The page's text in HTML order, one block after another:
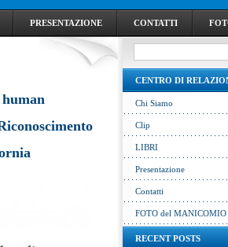
PRESENTAZIONE CONTATTI
CENTRO DI
Chi Siamo
Clip
LIBRI
Presentazione
Contatti
FOTO del MANICOMIO
RECENT POSTS